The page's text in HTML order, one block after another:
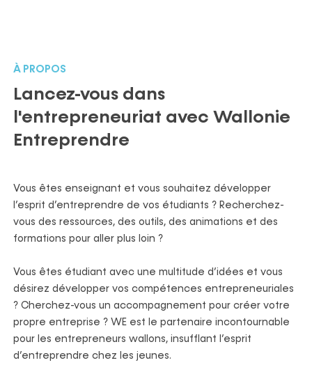
À PROPOS
Lancez-vous dans
l'entrepreneuriat avec Wallonie
Entreprendre
Vous êtes enseignant et vous souhaitez développer
l’esprit d’entreprendre de vos étudiants ? Recherchez-
vous des ressources, des outils, des animations et des
formations pour aller plus loin ?
Vous êtes étudiant avec une multitude d’idées et vous
désirez développer vos compétences entrepreneuriales
? Cherchez-vous un accompagnement pour créer votre
propre entreprise ? WE est le partenaire incontournable
pour les entrepreneurs wallons, insufflant l’esprit
d’entreprendre chez les jeunes.